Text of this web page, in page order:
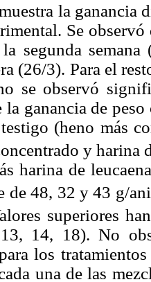
la ganancia
Se
segunda
(26/3). Para el
se observó
la ganancia de
(heno más
y harina
harina de
de 48, 32 y 43 g/
superiores
14, 18). No
los
una de las